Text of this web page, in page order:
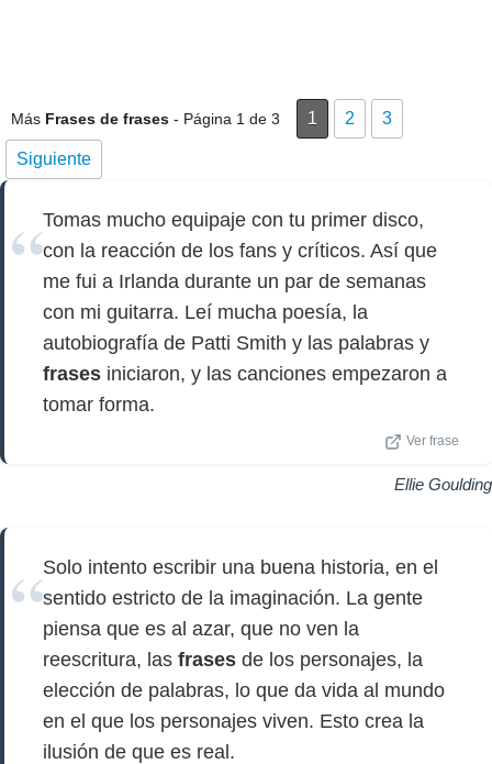
Más Frases de frases - Página 1 de 3 1 2 3
Siguiente
Tomas mucho equipaje con tu primer disco,
con la reacción de los fans y críticos. Así que
me fui a Irlanda durante un par de semanas
con mi guitarra. Leí mucha poesía, la
autobiografía de Patti Smith y las palabras y
frases iniciaron, y las canciones empezaron a
tomar forma.
Ver frase
Ellie Goulding
Solo intento escribir una buena historia, en el
sentido estricto de la imaginación. La gente
piensa que es al azar, que no ven la
reescritura, las frases de los personajes, la
elección de palabras, lo que da vida al mundo
en el que los personajes viven. Esto crea la
ilusión de que es real.